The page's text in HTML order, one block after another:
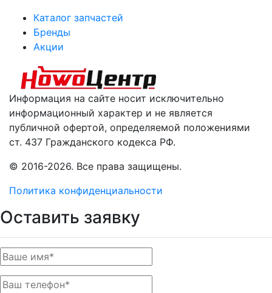
Информация на сайте носит исключительно
информационный характер и не является
публичной офертой, определяемой положениями
ст. 437 Гражданского кодекса РФ.
Каталог запчастей
Бренды
Акции
© 2016-2026. Все права защищены.
Политика конфиденциальности
Оставить заявку